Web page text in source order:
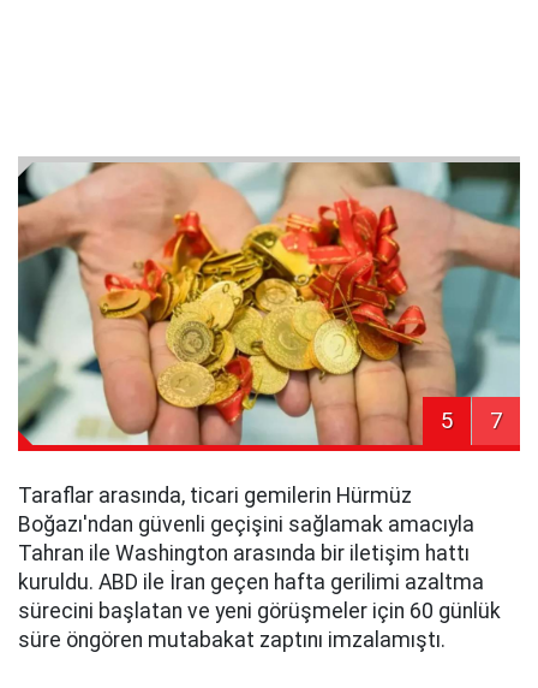
5 7
Taraflar arasında, ticari gemilerin Hürmüz
Boğazı'ndan güvenli geçişini sağlamak amacıyla
Tahran ile Washington arasında bir iletişim hattı
kuruldu. ABD ile İran geçen hafta gerilimi azaltma
sürecini başlatan ve yeni görüşmeler için 60 günlük
süre öngören mutabakat zaptını imzalamıştı.